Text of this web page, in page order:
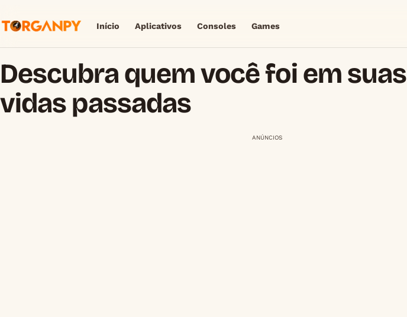
Início Aplicativos Consoles Games
Descubra quem você foi em suas
vidas passadas
ANÚNCIOS